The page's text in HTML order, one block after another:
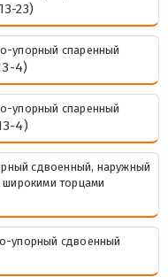
23)
упорный спаренный
4)
упорный спаренный
4)
сдвоенный, наружный
широкими торцами
упорный сдвоенный